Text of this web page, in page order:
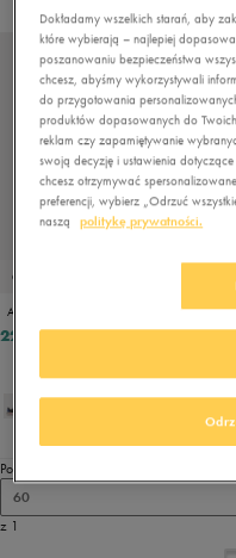
OUTLET
ADIDAS RACER TR23
229,99 zł
Pokaż
60
z 1
Dokładamy wszelkich starań, aby
które wybierają – najlepiej
poszanowaniu bezpieczeństwa
chcesz, abyśmy wykorzystywali
do przygotowania
produktów dopasowanych do
reklam czy zapamiętywanie
swoją decyzję i ustawienia
chcesz otrzymywać
preferencji, wybierz „Odrzuć
naszą
politykę prywatności.